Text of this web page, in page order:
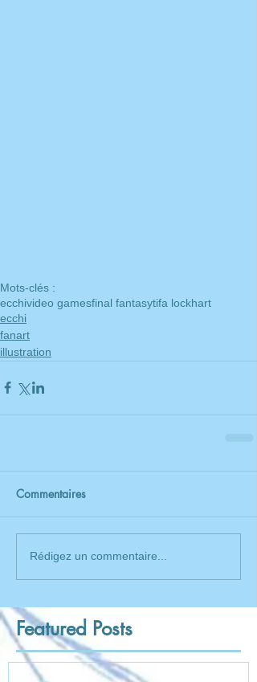
Mots-clés :
ecchivideo gamesfinal fantasytifa lockhart
ecchi
fanart
illustration
Commentaires
Rédigez un commentaire...
Featured Posts